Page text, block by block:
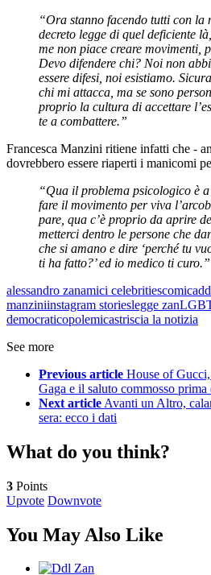
“Ora stanno facendo tutti con
decreto legge di quel deficiente
me non piace creare movimenti,
Devo difendere chi? Noi non
essere difesi, noi esistiamo.
chi mi attacca, ma se sono
proprio la cultura di accettare
te a combattere.”
Francesca Manzini ritiene infatti che -
dovrebbero essere riaperti i manicomi
“Qua il problema psicologico è
fare il movimento per viva
pare, qua c’è proprio da aprire
metterci dentro le persone che
che si amano e dire ‘perché tu
ti ha fatto?’ ed io medico ti curo.”
alessandro zanamici celebritiescomica
manziniinstagram storieslegge zan
democraticopolemicastriscia la notizia
See more
Previous article House of
Gaga e il saluto commosso prima
Next article Avanti un Altro,
sera: ecco i dati
What do you think?
3 Points
Upvote Downvote
You May Also Like